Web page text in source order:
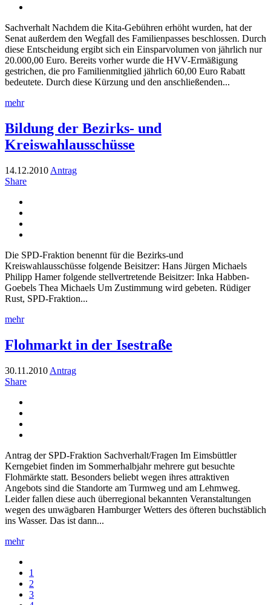
Sachverhalt Nachdem die Kita-Gebühren erhöht wurden, hat der
Senat außerdem den Wegfall des Familienpasses beschlossen. Durch
diese Entscheidung ergibt sich ein Einsparvolumen von jährlich nur
20.000,00 Euro. Bereits vorher wurde die HVV-Ermäßigung
gestrichen, die pro Familienmitglied jährlich 60,00 Euro Rabatt
bedeutete. Durch diese Kürzung und den anschließenden...
mehr
Bildung der Bezirks- und
Kreiswahlausschüsse
14.12.2010 Antrag
Share
Die SPD-Fraktion benennt für die Bezirks-und
Kreiswahlausschüsse folgende Beisitzer: Hans Jürgen Michaels
Philipp Hamer folgende stellvertretende Beisitzer: Inka Habben-
Goebels Thea Michaels Um Zustimmung wird gebeten. Rüdiger
Rust, SPD-Fraktion...
mehr
Flohmarkt in der Isestraße
30.11.2010 Antrag
Share
Antrag der SPD-Fraktion Sachverhalt/Fragen Im Eimsbüttler
Kerngebiet finden im Sommerhalbjahr mehrere gut besuchte
Flohmärkte statt. Besonders beliebt wegen ihres attraktiven
Angebots sind die Standorte am Turmweg und am Lehmweg.
Leider fallen diese auch überregional bekannten Veranstaltungen
wegen des unwägbaren Hamburger Wetters des öfteren buchstäblich
ins Wasser. Das ist dann...
mehr
1
2
3